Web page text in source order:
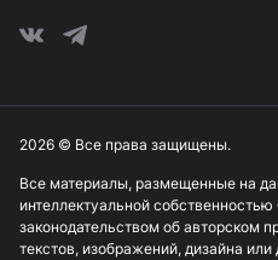
Все материалы, размещенные на
интеллектуальной
законодательством об авторском
текстов, изображений, дизайна или
2026 © Все права защищены.